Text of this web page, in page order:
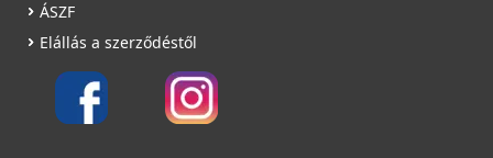
CATA E-120 pillangószelep
2 290 Ft
ÁSZF
Elállás a szerződéstől